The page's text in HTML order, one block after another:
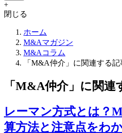
+
閉じる
ホーム
M&Aマガジン
M&Aコラム
「M&A仲介」に関連する記
「M&A仲介」に関連
レーマン方式とは？
算方法と注意点をわ